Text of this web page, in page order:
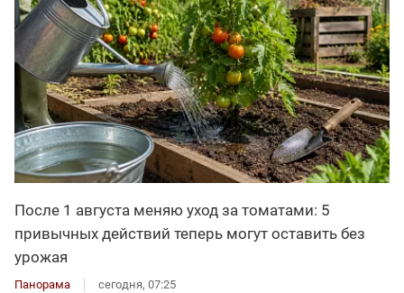
После 1 августа меняю уход за томатами: 5
привычных действий теперь могут оставить без
урожая
Панорама сегодня, 07:25